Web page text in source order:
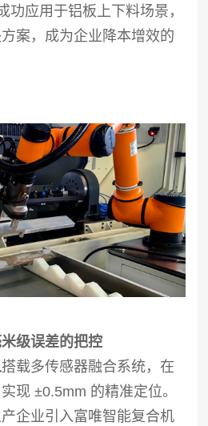
功应用于铝板上下料场景，
案，成为企业降本增效的
级误差的把控
搭载多传感器融合系统，在
现 ±0.5mm 的精准定位。
企业引入富唯智能复合机